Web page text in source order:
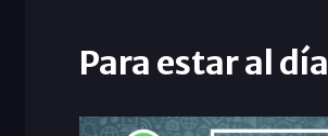
Para estar al día